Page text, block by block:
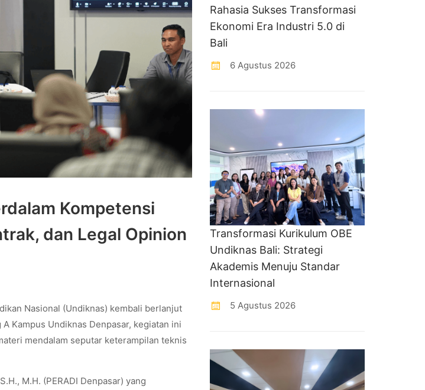
Kompetensi
dan Legal Opinion
Nasional (Undiknas) kembali berlanjut
Kampus Undiknas Denpasar, kegiatan ini
mendalam seputar keterampilan teknis
M.H. (PERADI Denpasar) yang
Rahasia Sukses Transformasi
Ekonomi Era Industri 5.0 di
Bali
6 Agustus 2026
Transformasi Kurikulum OBE
Undiknas Bali: Strategi
Akademis Menuju Standar
Internasional
5 Agustus 2026